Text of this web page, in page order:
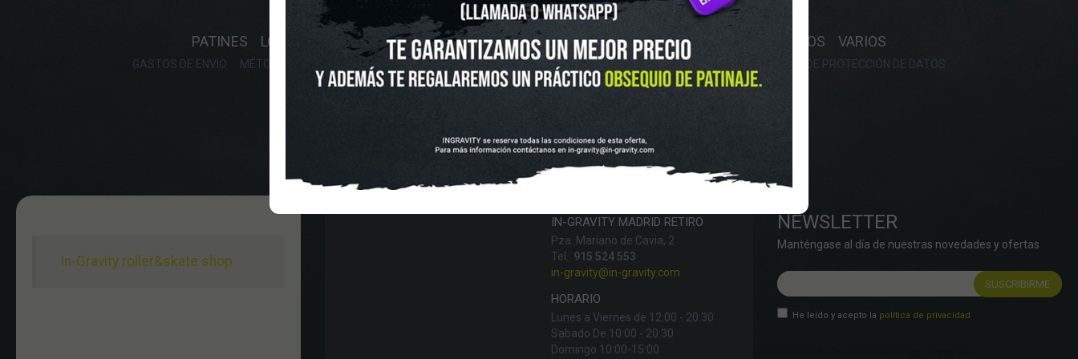
INICIO NOVEDADES CLUBS Y ASOCIACIONES SITUACIÓN Y HORARIO
PATINES LONGBOARD SKATEBOARD SCOOTER PROTECCIONES ACCESORIOS RECAMBIOS VARIOS
GASTOS DE ENVIO MÉTODOS DE PAGO, DEVOLUCIONES Y DATOS DE INTERÉS AVISO LEGAL POLÍTICA DE COOKIES POLÍTICA DE PROTECCIÓN DE DATOS
In-Gravity roller&skate shop
IN-GRAVITY MADRID RETIRO
Pza. Mariano de Cavia, 2
Tel.: 915 524 553
in-gravity@in-gravity.com
HORARIO
Lunes a Viernes de 12:00 - 20:30
Sabado De 10:00 - 20:30
Domingo 10:00-15:00
NEWSLETTER
Manténgase al día de nuestras novedades y ofertas
He leído y acepto la política de privacidad